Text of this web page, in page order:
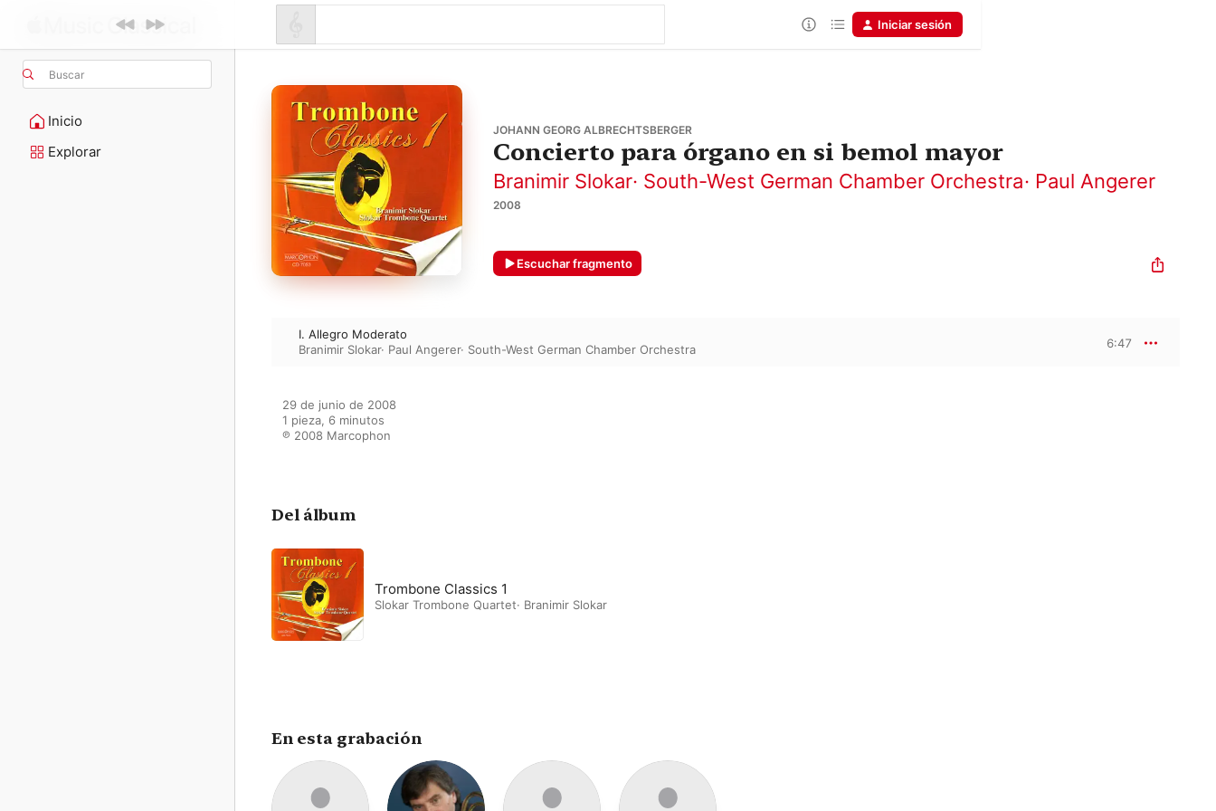
Buscar
Inicio
Explorar
Iniciar sesión
JOHANN GEORG ALBRECHTSBERGER
Concierto para órgano en si bemol mayor
Branimir Slokar· South-West German Chamber Orchestra· Paul Angerer
2008
Escuchar fragmento
I. Allegro Moderato
Branimir Slokar· Paul Angerer· South-West German Chamber Orchestra 6:47
29 de junio de 2008
1 pieza, 6 minutos
℗ 2008 Marcophon
Del álbum
Trombone Classics 1
Slokar Trombone Quartet· Branimir Slokar
En esta grabación